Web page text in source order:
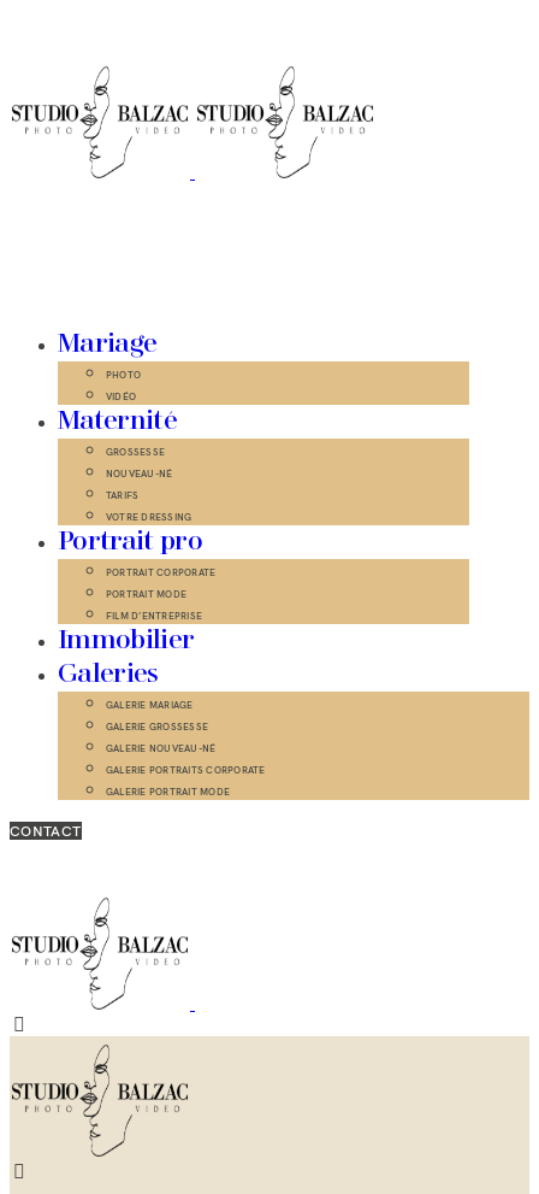
Mariage
PHOTO
VIDÉO
Maternité
GROSSESSE
NOUVEAU-NÉ
TARIFS
VOTRE DRESSING
Portrait pro
PORTRAIT CORPORATE
PORTRAIT MODE
FILM D’ENTREPRISE
Immobilier
Galeries
GALERIE MARIAGE
GALERIE GROSSESSE
GALERIE NOUVEAU-NÉ
GALERIE PORTRAITS CORPORATE
GALERIE PORTRAIT MODE
CONTACT